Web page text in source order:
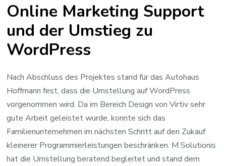
Online Marketing Support
und der Umstieg zu
WordPress
Nach Abschluss des Projektes stand für das Autohaus
Hoffmann fest, dass die Umstellung auf WordPress
vorgenommen wird. Da im Bereich Design von Virtiv sehr
gute Arbeit geleistet wurde, konnte sich das
Familienunternehmen im nächsten Schritt auf den Zukauf
kleinerer Programmierleistungen beschränken. M Solutionis
hat die Umstellung beratend begleitet und stand dem